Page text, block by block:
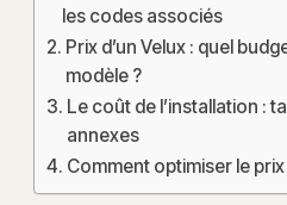
les codes associés
Prix d’un Velux : quel
modèle ?
Le coût de l’installation :
annexes
Comment optimiser le